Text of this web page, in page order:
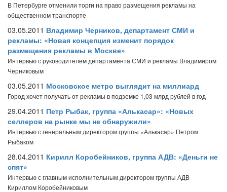
В Петербурге отменили торги на право размещения рекламы на
общественном транспорте
03.05.2011 Владимир Черников, департамент СМИ и
рекламы: «Новая концепция изменит порядок
размещения рекламы в Москве»
Интервью с руководителем департамента СМИ и рекламы Владимиром
Черниковым
03.05.2011 Московское метро выглядит на миллиард
Город хочет получать от рекламы в подземке 1,03 млрд рублей в год
29.04.2011 Петр Рыбак, группа «Алькасар»: «Новых
селлеров на рынке мы не обнаружили»
Интервью с генеральным директором группы «Алькасар» Петром
Рыбаком
28.04.2011 Кирилл Коробейников, группа АДВ: «Деньги не
спят»
Интервью с главным исполнительным директором группы АДВ
Кириллом Коробейниковым